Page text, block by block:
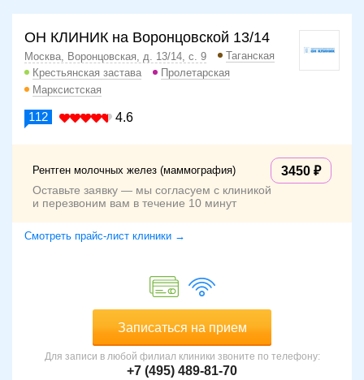
ОН КЛИНИК на Воронцовской 13/14
Москва, Воронцовская, д. 13/14, с. 9
Таганская
Крестьянская застава
Пролетарская
Марксистская
112 4.6
Рентген молочных желез (маммография) 3450
Оставьте заявку — мы согласуем с клиникой
и перезвоним вам в течение 10 минут
Смотреть прайс-лист клиники →
Записаться на прием
Для записи в любой филиал клиники звоните по телефону:
+7 (495) 489-81-70